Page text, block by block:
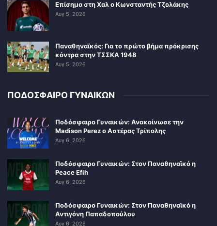
Επίσημα στη Χαλ ο Κωνσταντής Τζολάκης
Αυγ 5, 2026
Παναθηναϊκός: Για το πρώτο βήμα πρόκρισης
κόντρα στην ΤΣΣΚΑ 1948
Αυγ 5, 2026
ΠΟΔΟΣΦΑΙΡΟ ΓΥΝΑΙΚΩΝ
Ποδόσφαιρο Γυναικών: Ανακοίνωσε την
Madison Perez ο Αστέρας Τρίπολης
Αυγ 6, 2026
Ποδόσφαιρο Γυναικών: Στον Παναθηναϊκό η
Peace Efih
Αυγ 6, 2026
Ποδόσφαιρο Γυναικών: Στον Παναθηναϊκό η
Αντιγόνη Παπαδοπούλου
Αυγ 6, 2026